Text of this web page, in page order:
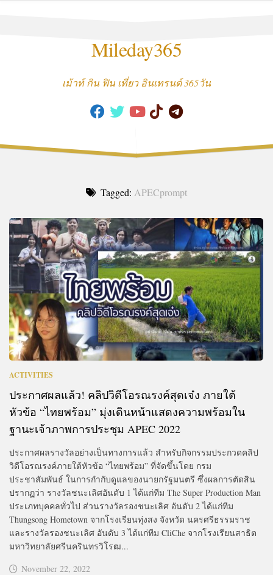
Mileday365
เม้าท์ กิน ฟิน เที่ยว อินเทรนด์ 365วัน
Tagged: APECprompt
ACTIVITIES
ประกาศผลแล้ว! คลิปวิดีโอรณรงค์สุดเจ๋ง ภายใต้
หัวข้อ “ไทยพร้อม” มุ่งเดินหน้าแสดงความพร้อมใน
ฐานะเจ้าภาพการประชุม APEC 2022
ประกาศผลรางวัลอย่างเป็นทางการแล้ว สำหรับกิจกรรมประกวดคลิป
วิดีโอรณรงค์ภายใต้หัวข้อ “ไทยพร้อม” ที่จัดขึ้นโดย กรม
ประชาสัมพันธ์ ในการกำกับดูแลของนายกรัฐมนตรี ซึ่งผลการตัดสิน
ปรากฏว่า รางวัลชนะเลิศอันดับ 1 ได้แก่ทีม The Super Production Man
ประเภทบุคคลทั่วไป ส่วนรางวัลรองชนะเลิศ อันดับ 2 ได้แก่ทีม
Thungsong Hometown จากโรงเรียนทุ่งสง จังหวัด นครศรีธรรมราช
และรางวัลรองชนะเลิศ อันดับ 3 ได้แก่ทีม CliChe จากโรงเรียนสาธิต
มหาวิทยาลัยศรีนครินทรวิโรฒ...
November 22, 2022